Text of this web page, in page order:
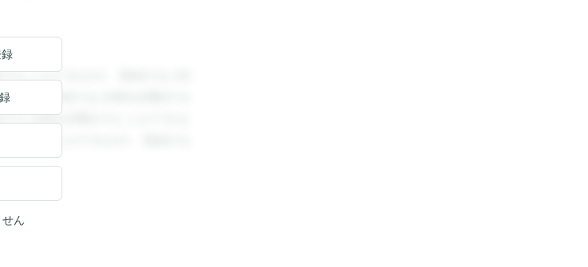
ることができます。登録すると回
ます。登録すると回答を閲覧する
ると回答を閲覧することができま
覧することができます。登録する
ん